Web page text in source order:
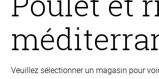
Veuillez sélectionner un magasin pour